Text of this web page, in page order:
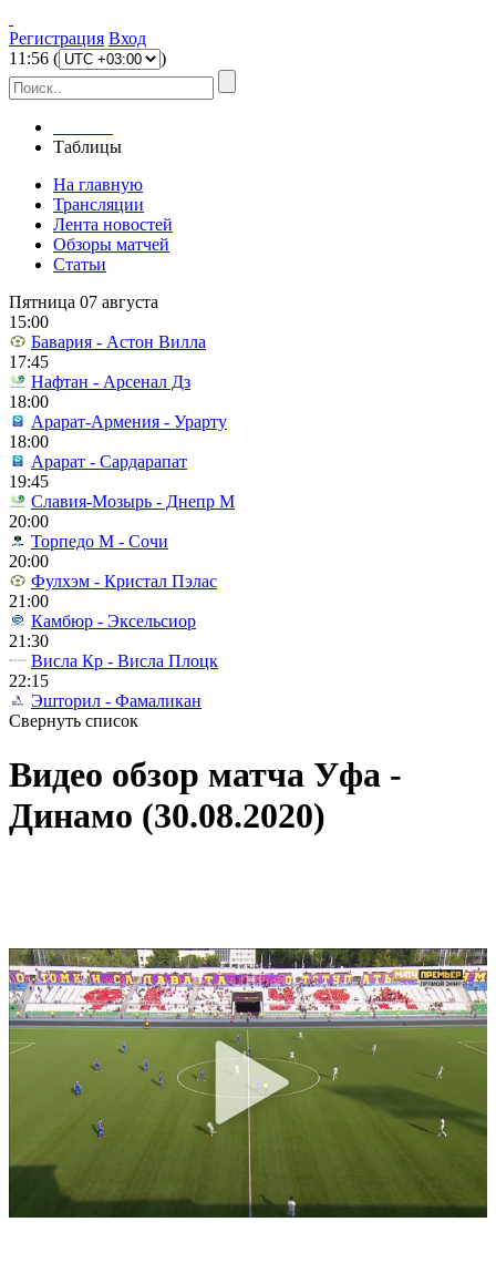
Регистрация Вход
11 :56 ( )
Таблицы
На главную
Трансляции
Лента новостей
Обзоры матчей
Статьи
Пятница 07 августа
15:00
Бавария - Астон Вилла
17:45
Нафтан - Арсенал Дз
18:00
Арарат-Армения - Урарту
18:00
Арарат - Сардарапат
19:45
Славия-Мозырь - Днепр М
20:00
Торпедо М - Сочи
20:00
Фулхэм - Кристал Пэлас
21:00
Камбюр - Эксельсиор
21:30
Висла Кр - Висла Плоцк
22:15
Эшторил - Фамаликан
Свернуть список
Видео обзор матча Уфа -
Динамо (30.08.2020)